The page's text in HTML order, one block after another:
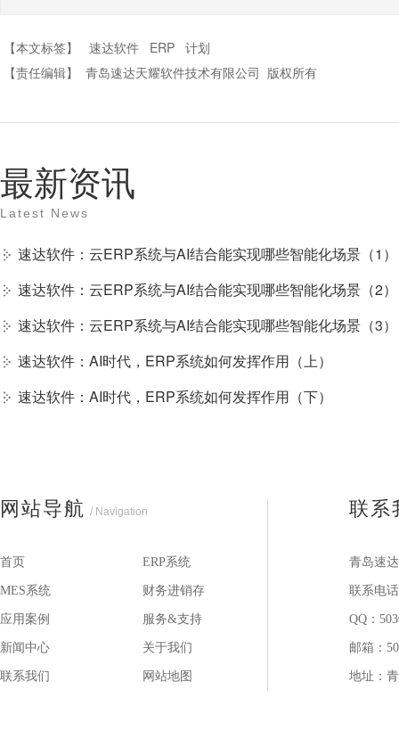
【本文标签】 速达软件 ERP 计划
【责任编辑】
青岛速达天耀软件技术有限公司 版权所有
最新资讯
Latest News
速达软件：云ERP系统与AI结合能实现哪些智能化场景（1）
速达软件：云ERP系统与AI结合能实现哪些智能化场景（2）
速达软件：云ERP系统与AI结合能实现哪些智能化场景（3）
速达软件：AI时代，ERP系统如何发挥作用（上）
速达软件：AI时代，ERP系统如何发挥作用（下）
网站导航 / Navigation
首页 ERP系统
MES系统 财务进销存
应用案例 服务&支持
新闻中心 关于我们
联系我们 网站地图
联系
青岛速
联系电话
QQ：
邮箱：
地址：